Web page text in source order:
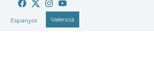
Espanyol Valencià